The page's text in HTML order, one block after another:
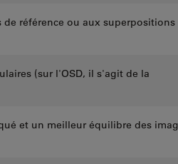
référence ou aux superpositions
(sur l'OSD, il s'agit de la
et un meilleur équilibre des